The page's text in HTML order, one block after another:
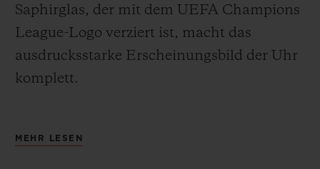
Saphirglas, der mit dem UEFA Champions
League-Logo verziert ist, macht das
ausdrucksstarke Erscheinungsbild der Uhr
komplett.
erste Schweizer Uhrenmarke, die sich im
MEHR LESEN